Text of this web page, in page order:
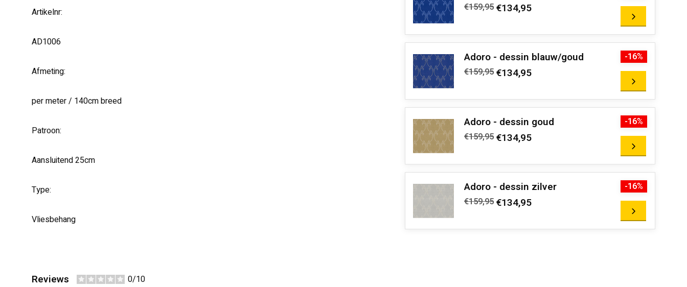
Artikelnr:
AD1006
Afmeting:
per meter / 140cm breed
Patroon:
Aansluitend 25cm
Type:
Vliesbehang
Reviews 0/10
€159,95 €134,95
Adoro - dessin blauw/goud
€159,95 €134,95
-16%
Adoro - dessin goud
€159,95 €134,95
-16%
Adoro - dessin zilver
€159,95 €134,95
-16%